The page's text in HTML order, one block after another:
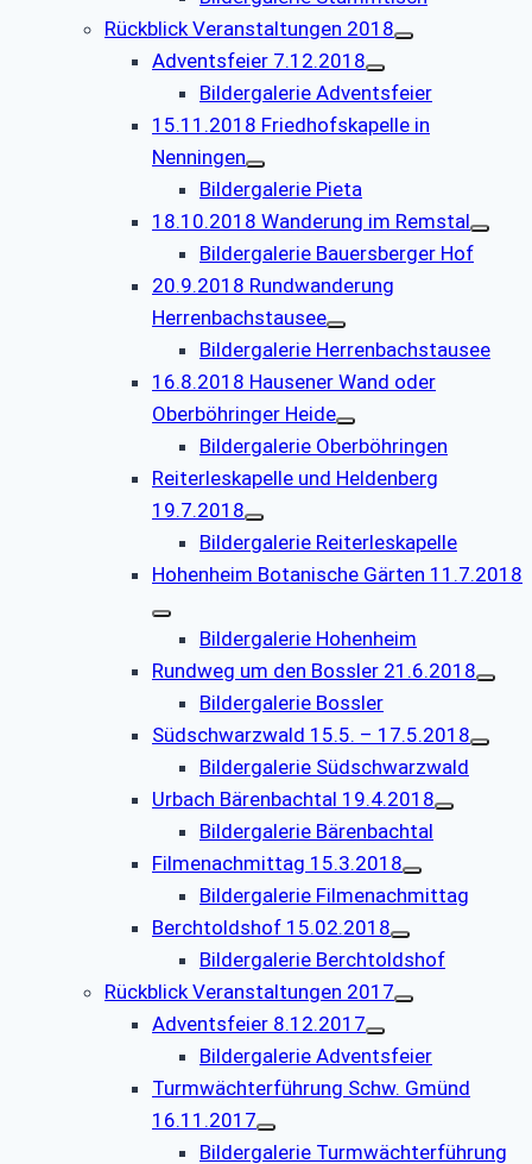
Rückblick Veranstaltungen 2018
Adventsfeier 7.12.2018
Bildergalerie Adventsfeier
15.11.2018 Friedhofskapelle in
Nenningen
Bildergalerie Pieta
18.10.2018 Wanderung im Remstal
Bildergalerie Bauersberger Hof
20.9.2018 Rundwanderung
Herrenbachstausee
Bildergalerie Herrenbachstausee
16.8.2018 Hausener Wand oder
Oberböhringer Heide
Bildergalerie Oberböhringen
Reiterleskapelle und Heldenberg
19.7.2018
Bildergalerie Reiterleskapelle
Hohenheim Botanische Gärten 11.7.2018
Bildergalerie Hohenheim
Rundweg um den Bossler 21.6.2018
Bildergalerie Bossler
Südschwarzwald 15.5. – 17.5.2018
Bildergalerie Südschwarzwald
Urbach Bärenbachtal 19.4.2018
Bildergalerie Bärenbachtal
Filmenachmittag 15.3.2018
Bildergalerie Filmenachmittag
Berchtoldshof 15.02.2018
Bildergalerie Berchtoldshof
Rückblick Veranstaltungen 2017
Adventsfeier 8.12.2017
Bildergalerie Adventsfeier
Turmwächterführung Schw. Gmünd
16.11.2017
Bildergalerie Turmwächterführung